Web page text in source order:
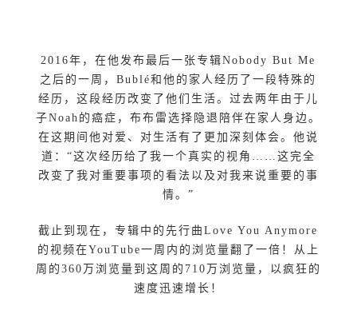
2016年，在他发布最后一张专辑Nobody But Me
之后的一周，Bublé和他的家人经历了一段特殊的
经历，这段经历改变了他们生活。过去两年由于儿
子Noah的癌症，布布雷选择隐退陪伴在家人身边。
在这期间他对爱、对生活有了更加深刻体会。他说
道：“这次经历给了我一个真实的视角……这完全
改变了我对重要事项的看法以及对我来说重要的事
情。”
截止到现在，专辑中的先行曲Love You Anymore
的视频在YouTube一周内的浏览量翻了一倍！从上
周的360万浏览量到这周的710万浏览量，以疯狂的
速度迅速增长！